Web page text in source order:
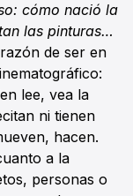
cómo nació la
las pinturas…
de ser en
lee, vea la
ni tienen
hacen.
a la
personas o